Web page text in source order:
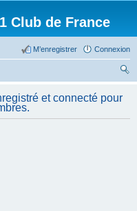
Club de France
Connexion
M’enregistrer
her
ch
et connecté pour